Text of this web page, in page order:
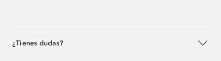
¿Tienes dudas?